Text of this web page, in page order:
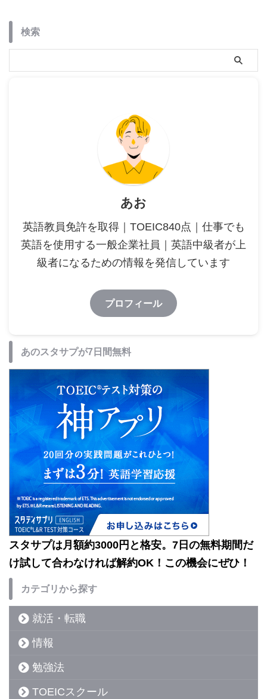
検索
あお
英語教員免許を取得｜TOEIC840点｜仕事でも
英語を使用する一般企業社員｜英語中級者が上
級者になるための情報を発信しています
プロフィール
あのスタサプが7日間無料
スタサプは月額約3000円と格安。7日の無料期間だ
け試して合わなければ解約OK！この機会にぜひ！
カテゴリから探す
就活・転職
情報
勉強法
TOEICスクール